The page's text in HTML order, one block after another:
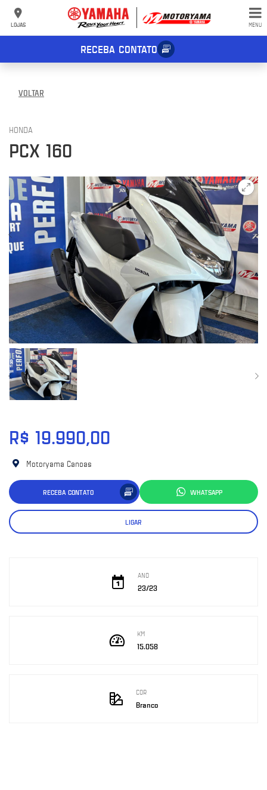
LOJAS MENU
RECEBA CONTATO
VOLTAR
HONDA
PCX 160
R$ 19.990,00
Motoryama Canoas
RECEBA CONTATO WHATSAPP
LIGAR
ANO
23/23
KM
15.058
COR
Branco